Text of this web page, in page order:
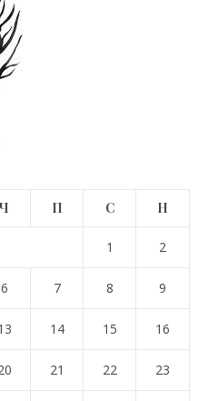
Ч П С Н
1 2
6 7 8 9
14 15 16
21 22 23